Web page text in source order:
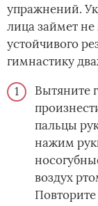
упражнений.
лица займет
устойчивого
гимнастику
Вытяните
пальцы
нажим
воздух